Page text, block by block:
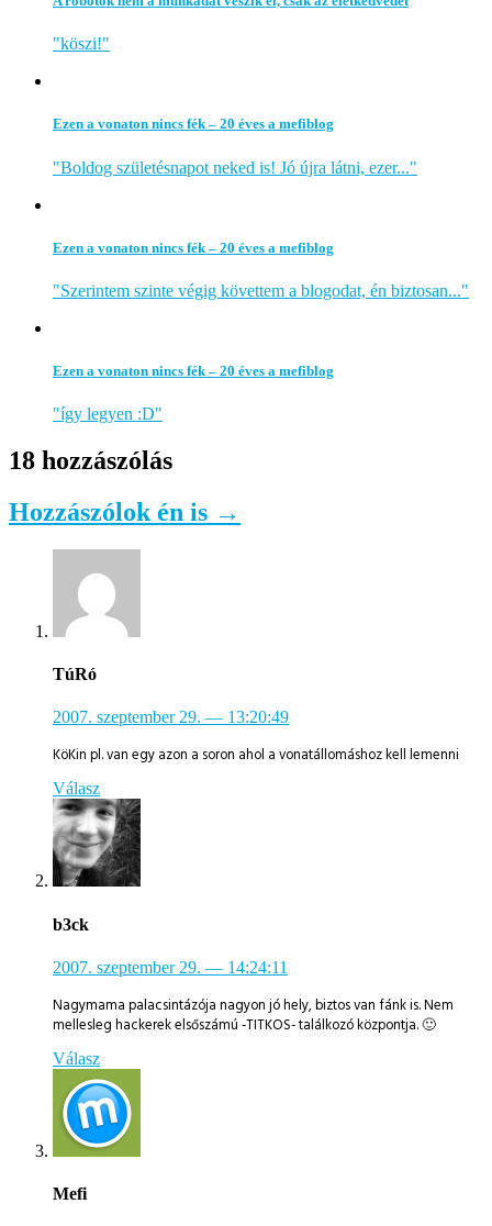
"köszi!"
Ezen a vonaton nincs fék – 20 éves a mefiblog
"Boldog születésnapot neked is! Jó újra látni, ezer..."
Ezen a vonaton nincs fék – 20 éves a mefiblog
"Szerintem szinte végig követtem a blogodat, én biztosan..."
Ezen a vonaton nincs fék – 20 éves a mefiblog
"így legyen :D"
18 hozzászólás
Hozzászólok én is →
TúRó
2007. szeptember 29. — 13:20:49
KöKin pl. van egy azon a soron ahol a vonatállomáshoz kell lemenni
Válasz
b3ck
2007. szeptember 29. — 14:24:11
Nagymama palacsintázója nagyon jó hely, biztos van fánk is. Nem
mellesleg hackerek elsőszámú -TITKOS- találkozó központja. 🙂
Válasz
Mefi